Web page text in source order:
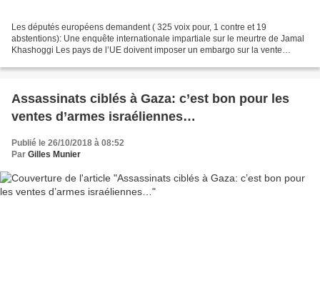
Les députés européens demandent ( 325 voix pour, 1 contre et 19
abstentions): Une enquête internationale impartiale sur le meurtre de Jamal
Khashoggi Les pays de l’UE doivent imposer un embargo sur la vente
Assassinats ciblés à Gaza: c’est bon pour les
ventes d’armes israéliennes…
Publié le 26/10/2018 à 08:52
Par Gilles Munier